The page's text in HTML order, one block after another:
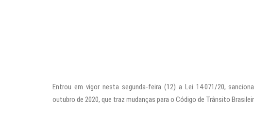
Entrou em vigor nesta segunda-feira (12) a Lei 14.071/20,
outubro de 2020, que traz mudanças para o Código de Trânsito